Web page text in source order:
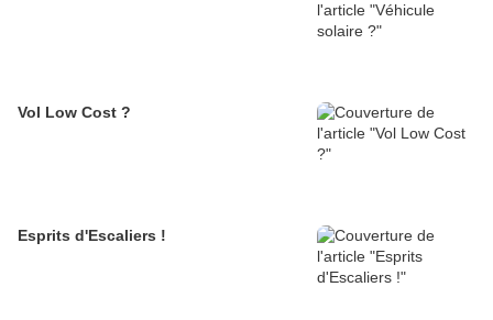
Vol Low Cost ?
Esprits d'Escaliers !